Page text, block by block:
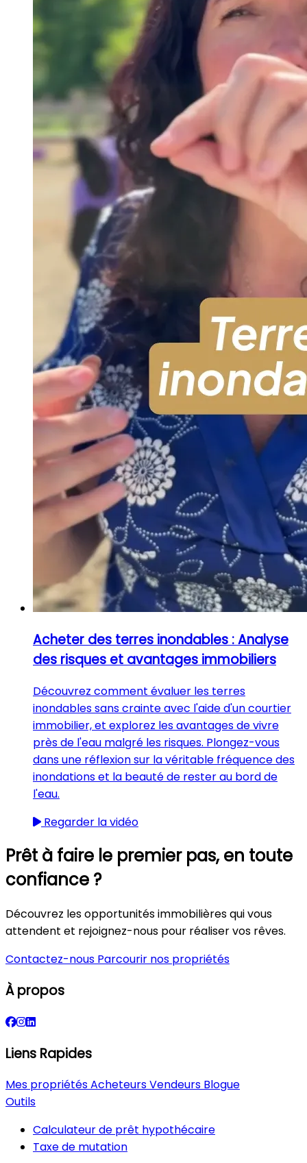
Acheter des terres inondables : Analyse
des risques et avantages immobiliers
Découvrez comment évaluer les terres
inondables sans crainte avec l'aide d'un courtier
immobilier, et explorez les avantages de vivre
près de l'eau malgré les risques. Plongez-vous
dans une réflexion sur la véritable fréquence des
inondations et la beauté de rester au bord de
l'eau.
Regarder la vidéo
Prêt à faire le premier pas, en toute
confiance ?
Découvrez les opportunités immobilières qui vous
attendent et rejoignez-nous pour réaliser vos rêves.
Contactez-nous Parcourir nos propriétés
À propos
Liens Rapides
Mes propriétésAcheteursVendeurs Blogue
Outils
Calculateur de prêt hypothécaire
Taxe de mutation